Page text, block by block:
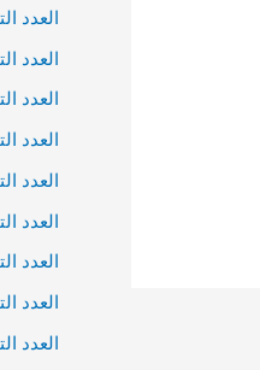
العدد
العدد
العدد
العدد
العدد
العدد
العدد
العدد
العدد